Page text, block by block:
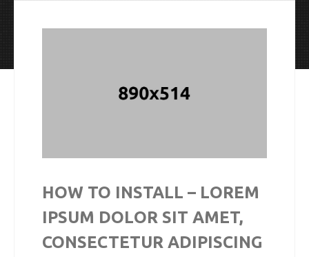
HOW TO INSTALL – LOREM
IPSUM DOLOR SIT AMET,
CONSECTETUR ADIPISCING